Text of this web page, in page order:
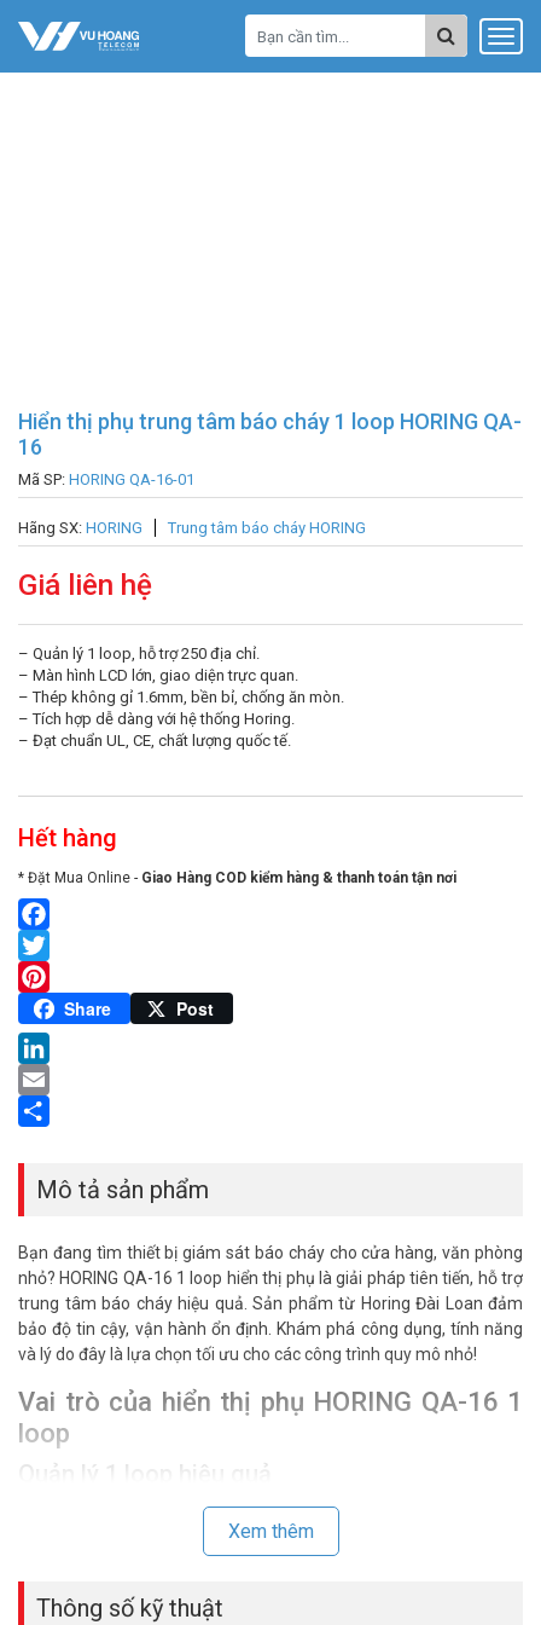
Hiển thị phụ trung tâm báo cháy 1 loop HORING QA-
16
Mã SP: HORING QA-16-01
Hãng SX: HORING Trung tâm báo cháy HORING
Giá liên hệ
– Quản lý 1 loop, hỗ trợ 250 địa chỉ.
– Màn hình LCD lớn, giao diện trực quan.
– Thép không gỉ 1.6mm, bền bỉ, chống ăn mòn.
– Tích hợp dễ dàng với hệ thống Horing.
– Đạt chuẩn UL, CE, chất lượng quốc tế.
Hết hàng
* Đặt Mua Online - Giao Hàng COD kiểm hàng & thanh toán tận nơi
Facebook
Twitter
Pinterest
Share Post
LinkedIn
Email
Mô tả sản phẩm
Bạn đang tìm thiết bị giám sát báo cháy cho cửa hàng, văn phòng
nhỏ? HORING QA-16 1 loop hiển thị phụ là giải pháp tiên tiến, hỗ trợ
trung tâm báo cháy hiệu quả. Sản phẩm từ Horing Đài Loan đảm
bảo độ tin cậy, vận hành ổn định. Khám phá công dụng, tính năng
và lý do đây là lựa chọn tối ưu cho các công trình quy mô nhỏ!
Vai trò của hiển thị phụ HORING QA-16 1
loop
Quản lý 1 loop hiệu quả
HORING QA-16 1 loop kết nối 1 vòng lặp, quản lý 250 địa chỉ. Thiết bị
trung tâm báo cháy
hàng, văn phòng nhỏ, nhà kho mini. Tính năng này đảm bảo cảnh
báo nhanh, chính xác.
Xem thêm
Thông số kỹ thuật